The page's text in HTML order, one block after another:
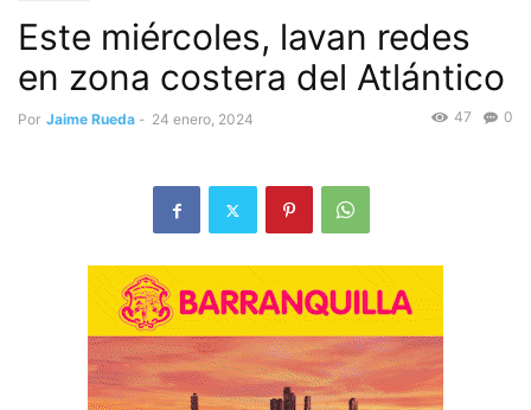
Este miércoles, lavan redes
en zona costera del Atlántico
Por Jaime Rueda - 24 enero, 2024 0
47